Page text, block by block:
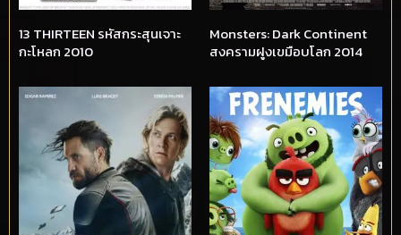
13 THIRTEEN รหัสกระสุนเจาะ
กะโหลก 2010
Monsters: Dark Continent
สงครามฝูงเขมือบโลก 2014